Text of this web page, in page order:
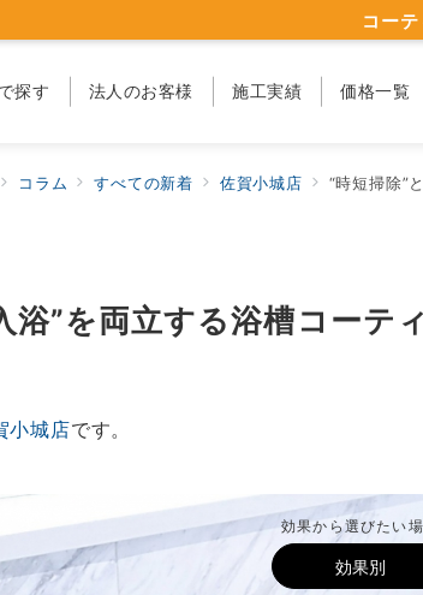
探す 法人のお客様 施工実績 価格一覧
コー
コラム すべての新着 佐賀小城店 “時短掃除”と
浴”を両立する浴槽コー
小城店です。
効果から選びたい
効果別